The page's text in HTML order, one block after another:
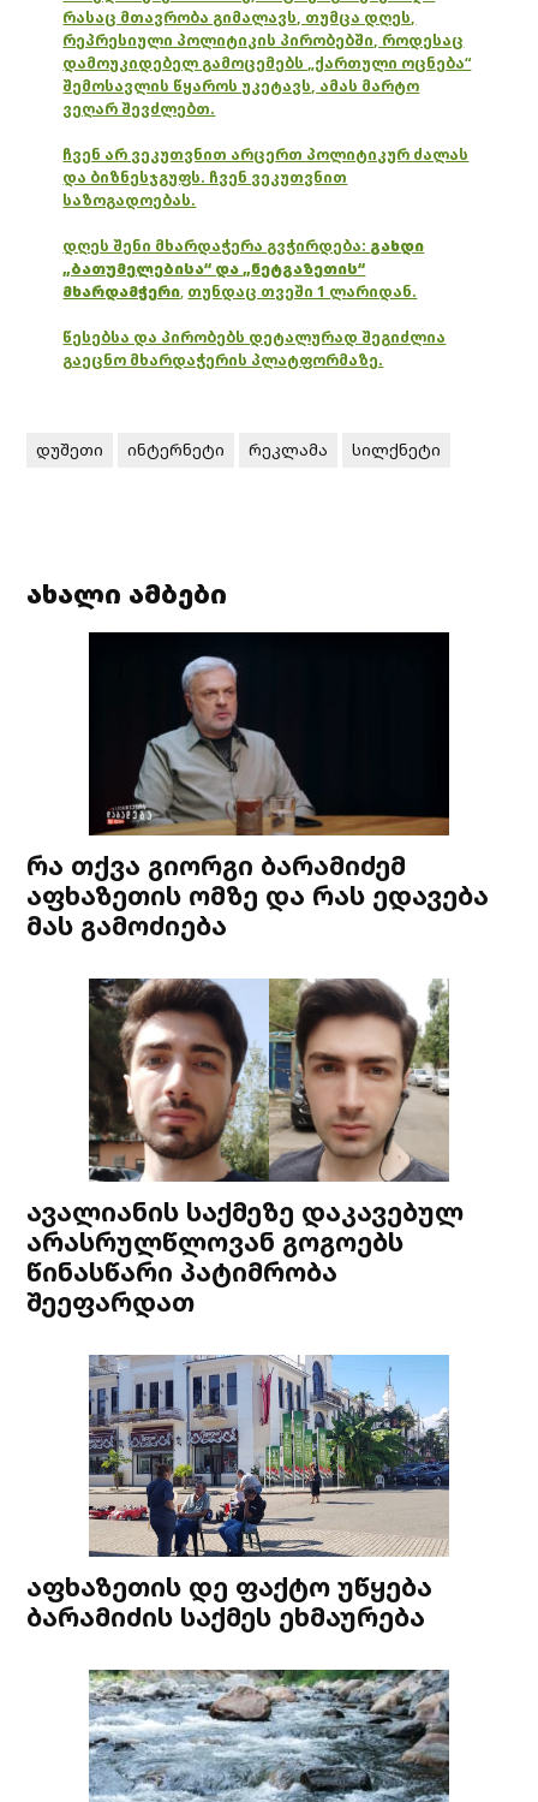
რასაც მთავრობა გიმალავს, თუმცა დღეს,
რეპრესიული პოლიტიკის პირობებში, როდესაც
დამოუკიდებელ გამოცემებს „ქართული ოცნება“
შემოსავლის წყაროს უკეტავს, ამას მარტო
ვეღარ შევძლებთ.
ჩვენ არ ვეკუთვნით არცერთ პოლიტიკურ ძალას
და ბიზნესჯგუფს. ჩვენ ვეკუთვნით
საზოგადოებას.
დღეს შენი მხარდაჭერა გვჭირდება: გახდი
„ბათუმელებისა“ და „ნეტგაზეთის“
მხარდამჭერი, თუნდაც თვეში 1 ლარიდან.
წესებსა და პირობებს დეტალურად შეგიძლია
გაეცნო მხარდაჭერის პლატფორმაზე.
დუშეთი ინტერნეტი რეკლამა სილქნეტი
ახალი ამბები
რა თქვა გიორგი ბარამიძემ
აფხაზეთის ომზე და რას ედავება
მას გამოძიება
ავალიანის საქმეზე დაკავებულ
არასრულწლოვან გოგოებს
წინასწარი პატიმრობა
შეეფარდათ
აფხაზეთის დე ფაქტო უწყება
ბარამიძის საქმეს ეხმაურება